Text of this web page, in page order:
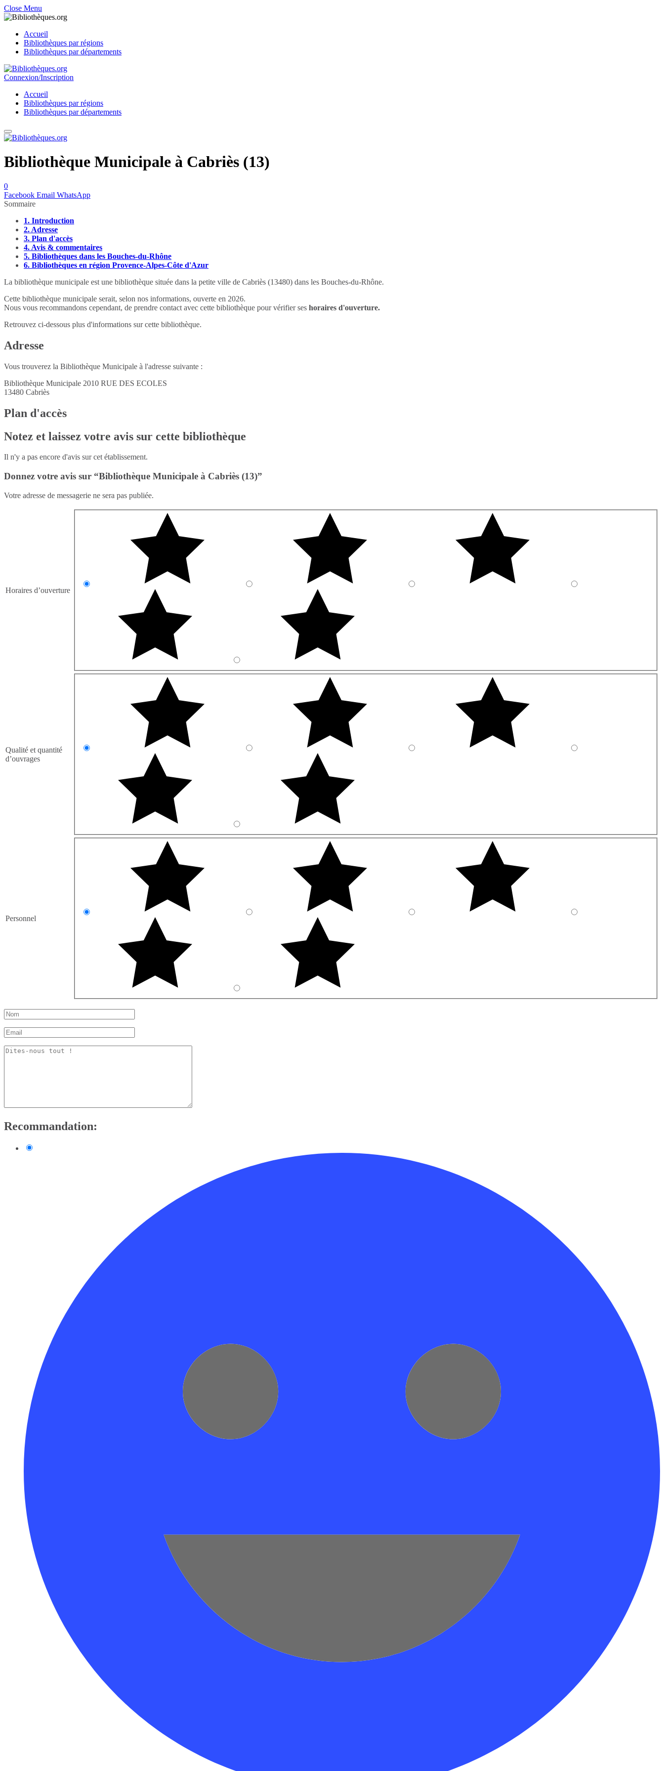
Close Menu
Accueil
Bibliothèques par régions
Bibliothèques par départements
Connexion/Inscription
Accueil
Bibliothèques par régions
Bibliothèques par départements
Bibliothèque Municipale à Cabriès (13)
0
Facebook Email WhatsApp
Sommaire
1. Introduction
2. Adresse
3. Plan d'accès
4. Avis & commentaires
5. Bibliothèques dans les Bouches-du-Rhône
6. Bibliothèques en région Provence-Alpes-Côte d'Azur
La bibliothèque municipale est une bibliothèque située dans la petite ville de Cabriès (13480) dans les Bouches-du-Rhône.
Cette bibliothèque municipale serait, selon nos informations, ouverte en 2026.
Nous vous recommandons cependant, de prendre contact avec cette bibliothèque pour vérifier ses horaires d'ouverture.
Retrouvez ci-dessous plus d'informations sur cette bibliothèque.
Adresse
Vous trouverez la Bibliothèque Municipale à l'adresse suivante :
Bibliothèque Municipale 2010 RUE DES ECOLES
13480 Cabriès
Plan d'accès
Notez et laissez votre avis sur cette bibliothèque
Il n'y a pas encore d'avis sur cet établissement.
Donnez votre avis sur “Bibliothèque Municipale à Cabriès (13)”
Votre adresse de messagerie ne sera pas publiée.
Horaires d’ouverture
Qualité et quantité
d’ouvrages
Personnel
Recommandation: